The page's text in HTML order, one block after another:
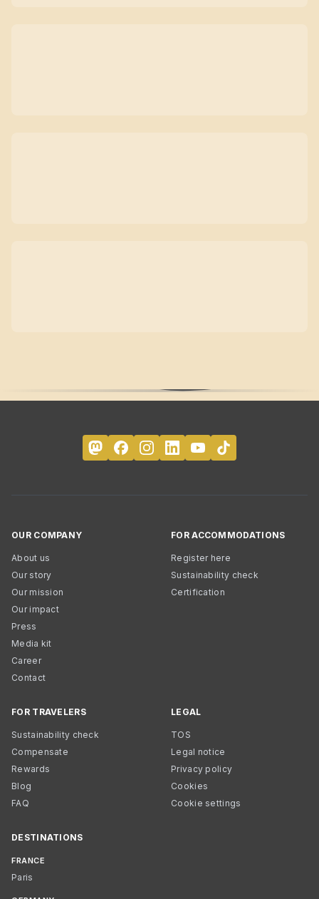
OUR COMPANY
About us
Our story
Our mission
Our impact
Press
Media kit
Career
Contact
FOR ACCOMMODATIONS
Register here
Sustainability check
Certification
FOR TRAVELERS
Sustainability check
Compensate
Rewards
Blog
FAQ
LEGAL
TOS
Legal notice
Privacy policy
Cookies
Cookie settings
DESTINATIONS
FRANCE
Paris